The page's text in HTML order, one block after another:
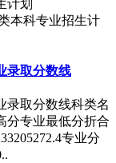
本科专业招生计
录取分数线
录取分数线科类名
分专业最低分折合
专业分